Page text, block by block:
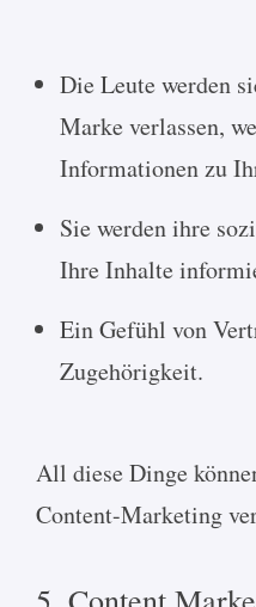
Die Leute werden
Marke verlassen,
Informationen zu
Sie werden ihre
Ihre Inhalte
Ein Gefühl von
Zugehörigkeit.
All diese Dinge
Content-Marketing